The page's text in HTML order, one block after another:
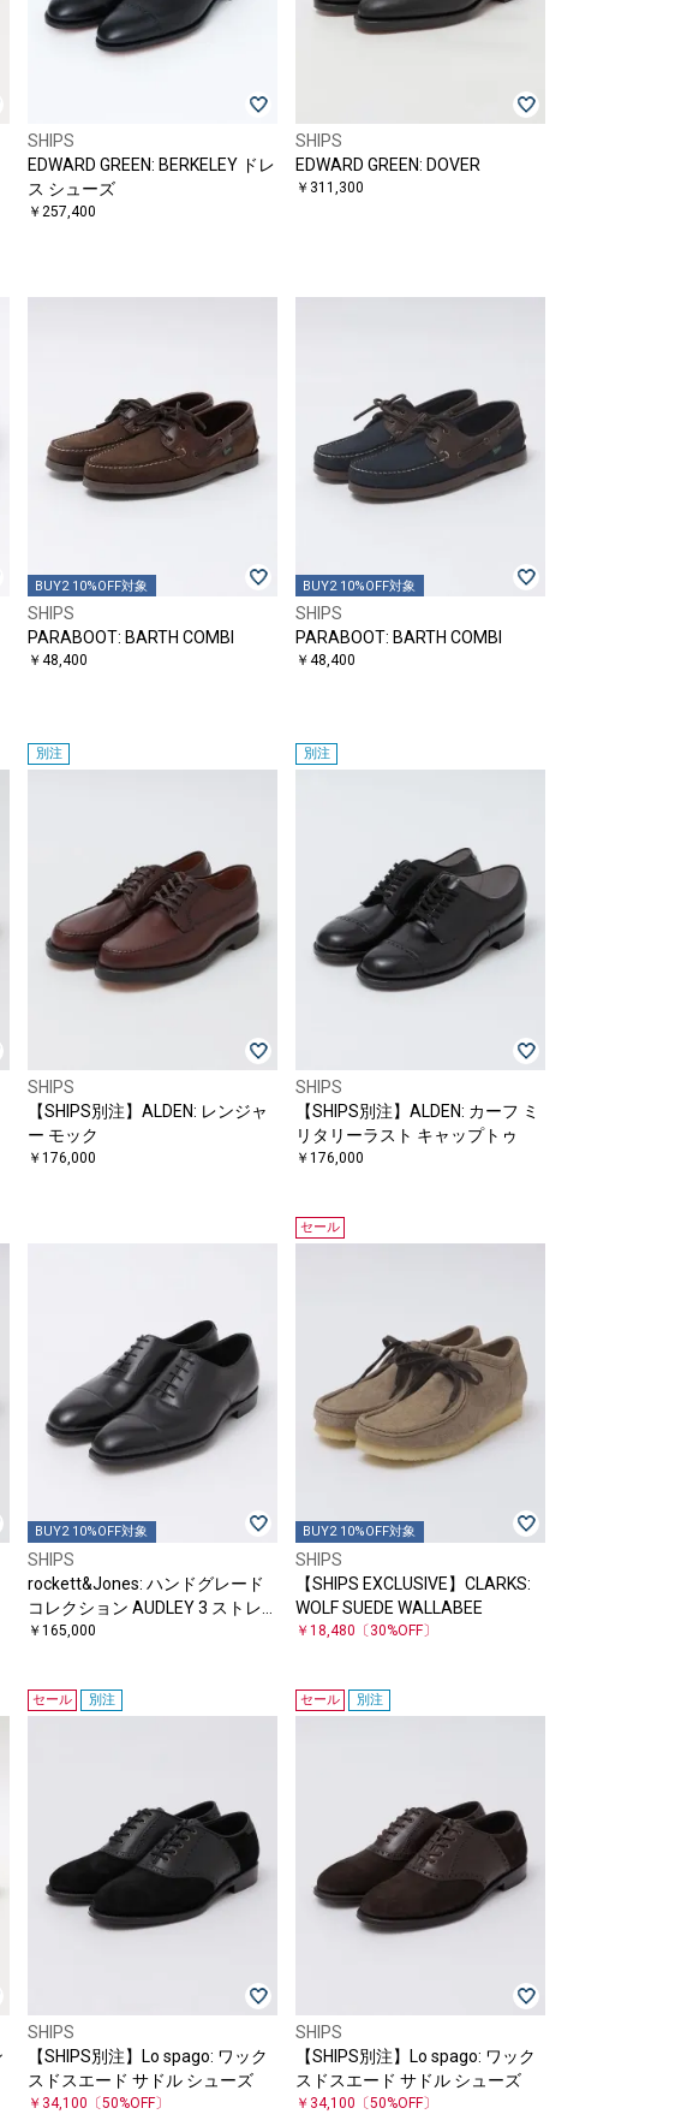
SHIPS
EDWARD GREEN: BERKELEY ドレ
ス シューズ
￥257,400
SHIPS
EDWARD GREEN: DOVER
￥311,300
BUY2 10%OFF対象
SHIPS
PARABOOT: BARTH COMBI
￥48,400
BUY2 10%OFF対象
SHIPS
PARABOOT: BARTH COMBI
￥48,400
別注
SHIPS
【SHIPS別注】ALDEN: レンジャ
ー モック
￥176,000
別注
SHIPS
【SHIPS別注】ALDEN: カーフ ミ
リタリーラスト キャップトゥ
￥176,000
BUY2 10%OFF対象
SHIPS
rockett&Jones: ハンドグレード
コレクション AUDLEY 3 ストレ
ートチップ
￥165,000
セール
BUY2 10%OFF対象
SHIPS
【SHIPS EXCLUSIVE】CLARKS:
WOLF SUEDE WALLABEE
￥18,480 〔30%OFF〕
セール 別注
SHIPS
【SHIPS別注】Lo spago: ワック
スドスエード サドル シューズ
￥34,100 〔50%OFF〕
セール 別注
SHIPS
【SHIPS別注】Lo spago: ワック
スドスエード サドル シューズ
￥34,100 〔50%OFF〕